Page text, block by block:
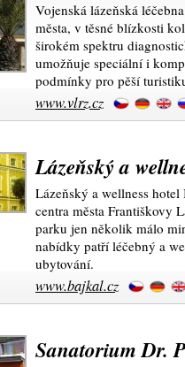
Vojenská lázeňská
města, v těsné blízkosti
širokém spektru
umožňuje speciální i
podmínky pro pěší
www.vlrz.cz
Lázeňský a
Lázeňský a wellness
centra města Františkovy
parku jen několik málo
nabídky patří léčebný a
ubytování.
www.bajkal.cz
Sanatorium Dr.